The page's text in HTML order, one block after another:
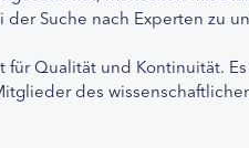
Suche nach Experten zu
für Qualität und Kontinuität.
des